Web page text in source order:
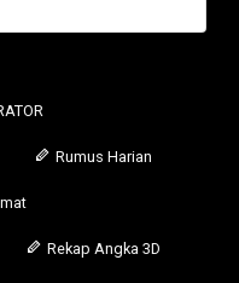
Rumus Harian
Rekap Angka 3D